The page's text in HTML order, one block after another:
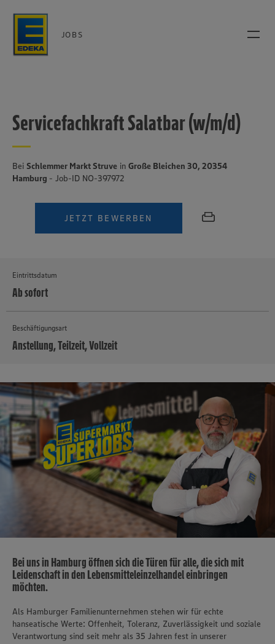
JOBS
Servicefachkraft Salatbar (w/m/d)
Bei Schlemmer Markt Struve in Große Bleichen 30, 20354
Hamburg - Job-ID NO-397972
JETZT BEWERBEN
Eintrittsdatum
Ab sofort
Beschäftigungsart
Anstellung, Teilzeit, Vollzeit
Bei uns in Hamburg öffnen sich die Türen für alle, die sich mit
Leidenschaft in den Lebensmitteleinzelhandel einbringen
möchten.
​Als Hamburger Familienunternehmen stehen wir für echte
hanseatische Werte: Offenheit, Toleranz, Zuverlässigkeit und soziale
Verantwortung sind seit mehr als 35 Jahren fest in unserer